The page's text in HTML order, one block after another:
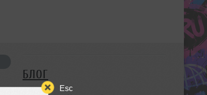
Esc
БЛОГ